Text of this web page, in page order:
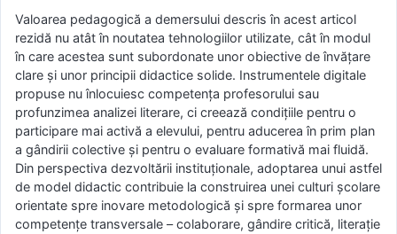
Valoarea pedagogică a demersului descris în acest articol
rezidă nu atât în noutatea tehnologiilor utilizate, cât în modul
în care acestea sunt subordonate unor obiective de învățare
clare și unor principii didactice solide. Instrumentele digitale
propuse nu înlocuiesc competența profesorului sau
profunzimea analizei literare, ci creează condițiile pentru o
participare mai activă a elevului, pentru aducerea în prim plan
a gândirii colective și pentru o evaluare formativă mai fluidă.
Din perspectiva dezvoltării instituționale, adoptarea unui astfel
de model didactic contribuie la construirea unei culturi școlare
orientate spre inovare metodologică și spre formarea unor
competențe transversale – colaborare, gândire critică, literație